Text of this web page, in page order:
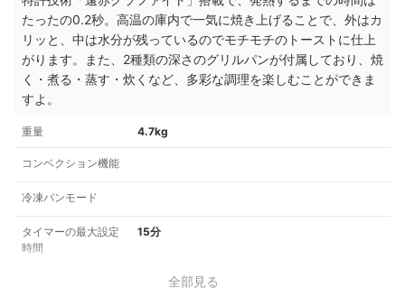
たったの0.2秒。高温の庫内で一気に焼き上げることで、外はカ
リッと、中は水分が残っているのでモチモチのトーストに仕上
がります。また、2種類の深さのグリルパンが付属しており、焼
く・煮る・蒸す・炊くなど、多彩な調理を楽しむことができま
すよ。
重量 4.7kg
コンベクション機能
冷凍パンモード
タイマーの最大設定
時間
15分
全部見る